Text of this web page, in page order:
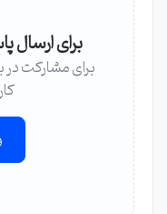
برای ارسال
برای مشارکت در